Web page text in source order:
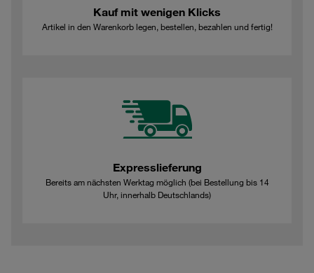
Kauf mit wenigen Klicks
Artikel in den Warenkorb legen, bestellen, bezahlen und fertig!
Expresslieferung
Bereits am nächsten Werktag möglich (bei Bestellung bis 14
Uhr, innerhalb Deutschlands)